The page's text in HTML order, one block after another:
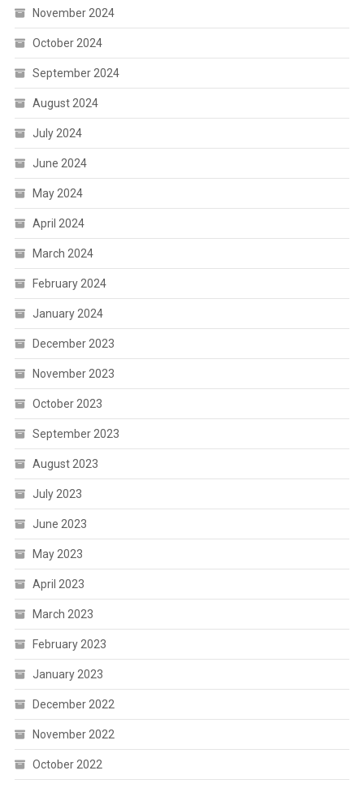
November 2024
October 2024
September 2024
August 2024
July 2024
June 2024
May 2024
April 2024
March 2024
February 2024
January 2024
December 2023
November 2023
October 2023
September 2023
August 2023
July 2023
June 2023
May 2023
April 2023
March 2023
February 2023
January 2023
December 2022
November 2022
October 2022